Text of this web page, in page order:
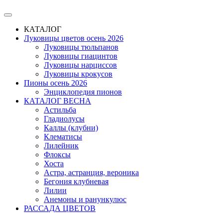
КАТАЛОГ
Луковицы цветов осень 2026
Луковицы тюльпанов
Луковицы гиацинтов
Луковицы нарциссов
Луковицы крокусов
Пионы осень 2026
Энциклопедия пионов
КАТАЛОГ ВЕСНА
Астильба
Гладиолусы
Каллы (клубни)
Клематисы
Лилейник
Флоксы
Хоста
Астра, астранция, вероника
Бегония клубневая
Лилии
Анемоны и ранункулюс
РАССАДА ЦВЕТОВ